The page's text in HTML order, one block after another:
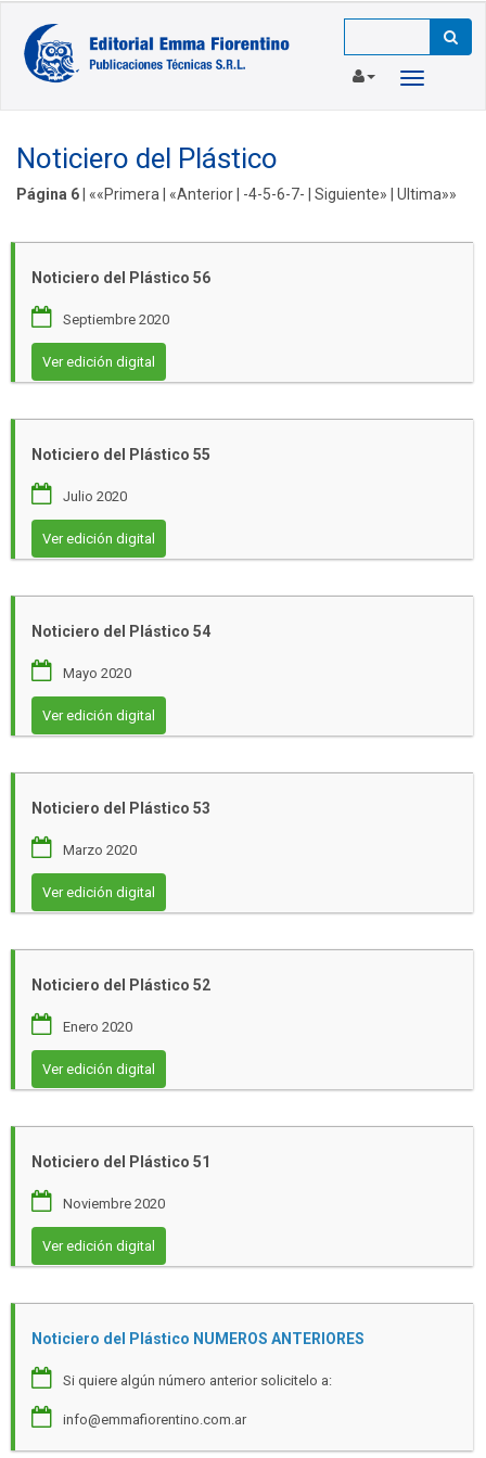
Toggle
Noticiero del Plástico
Página 6 ««Primera «Anterior | -4-5-6-7- | Siguiente» Ultima»»
Noticiero del Plástico 56
Septiembre 2020
Ver edición digital
Noticiero del Plástico 55
Julio 2020
Ver edición digital
Noticiero del Plástico 54
Mayo 2020
Ver edición digital
Noticiero del Plástico 53
Marzo 2020
Ver edición digital
Noticiero del Plástico 52
Enero 2020
Ver edición digital
Noticiero del Plástico 51
Noviembre 2020
Ver edición digital
Noticiero del Plástico NUMEROS ANTERIORES
Si quiere algún número anterior solicitelo a:
info@emmafiorentino.com.ar